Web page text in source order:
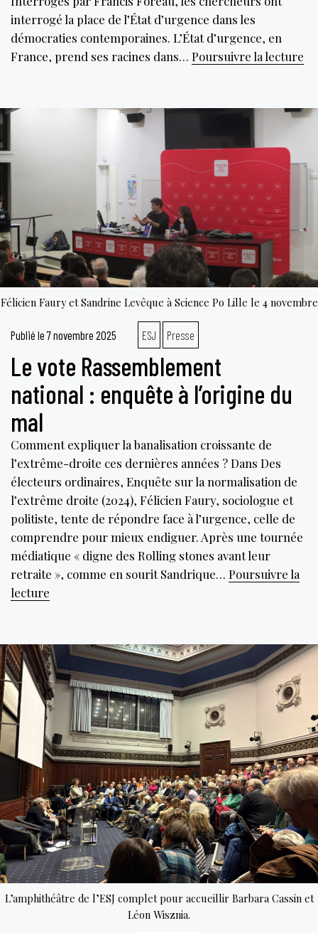
interrogé la place de l’État d’urgence dans les
démocraties contemporaines. L’État d’urgence, en
France, prend ses racines dans… Poursuivre la lecture
la
les
Félicien Faury et Sandrine Levêque à Science Po Lille le 4 novembre
Publié le 7 novembre 2025 ESJ Presse
Le vote Rassemblement
national : enquête à l’origine du
mal
Comment expliquer la banalisation croissante de
l’extrême-droite ces dernières années ? Dans Des
électeurs ordinaires, Enquête sur la normalisation de
l’extrême droite (2024), Félicien Faury, sociologue et
politiste, tente de répondre face à l’urgence, celle de
comprendre pour mieux endiguer. Après une tournée
médiatique « digne des Rolling stones avant leur
retraite », comme en sourit Sandrique… Poursuivre la
lecture
national :
enquête
à
l’origine
mal
L’amphithéâtre de l’ESJ complet pour accueillir Barbara Cassin et
Léon Wisznia.